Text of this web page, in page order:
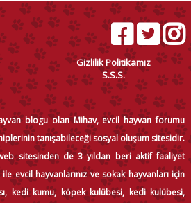
Gizlilik Politikamız
S.S.S.
blogu olan Mihav, evcil hayvan forumu
tanışabileceği sosyal oluşum sitesidir.
sitesinden de 3 yıldan beri aktif faaliyet
evcil hayvanlarınız ve sokak hayvanları için
kedi kumu, köpek kulübesi, kedi kulübesi,